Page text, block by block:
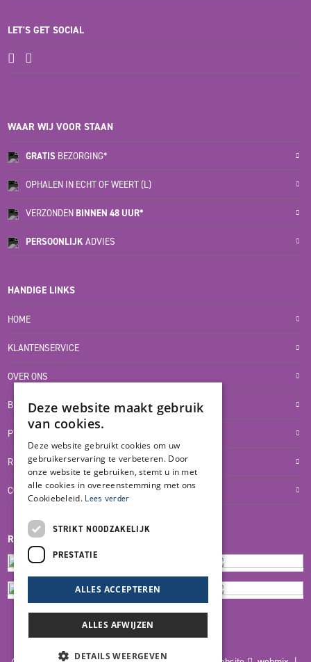
LET'S GET SOCIAL
WAAR WIJ VOOR STAAN
GRATIS BEZORGING*
OPHALEN IN ECHT OF WEERT (L)
VERZONDEN BINNEN 48 UUR*
PERSOONLIJKADVIES
HANDIGE LINKS
HOME
KLANTENSERVICE
OVER ONS
BLOG
PRIVACYVERKLARING
RETOUR- EN TERUGBETALINGSBELEID
COOKIES
REVIEWMERK
Deze website maakt gebruik
van cookies.
Deze website gebruikt cookies om uw
gebruikerservaring te verbeteren. Door
onze website te gebruiken, stemt u in met
alle cookies in overeenstemming met ons
Cookiebeleid. Lees verder
STRIKT NOODZAKELIJK
PRESTATIE
ALLES ACCEPTEREN
ALLES AFWIJZEN
DETAILS WEERGEVEN